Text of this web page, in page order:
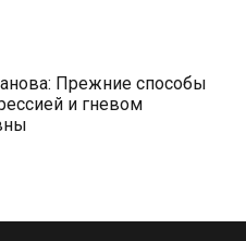
Прежние способы
и гневом